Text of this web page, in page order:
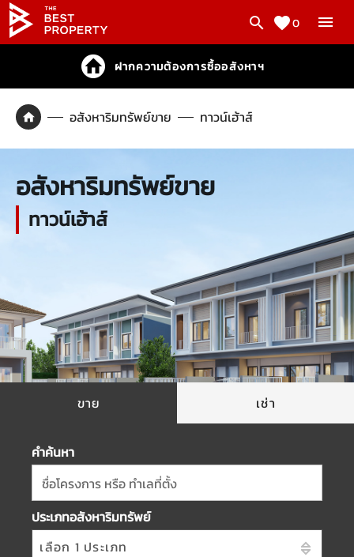
0
ฝากความต้องการซื้ออสังหาฯ
อสังหาริมทรัพย์ขาย ทาวน์เฮ้าส์
อสังหาริมทรัพย์ขาย
ทาวน์เฮ้าส์
ขาย เช่า
คำค้นหา
ชื่อโครงการ หรือ ทำเลที่ตั้ง
ประเภทอสังหาริมทรัพย์
เลือก 1 ประเภท